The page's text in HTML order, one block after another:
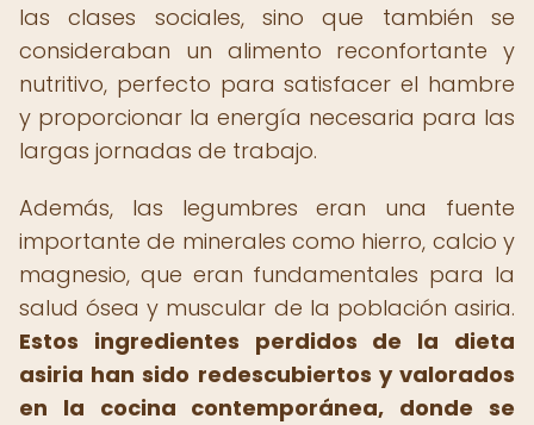
las clases sociales, sino que también se
consideraban un alimento reconfortante y
nutritivo, perfecto para satisfacer el hambre
y proporcionar la energía necesaria para las
largas jornadas de trabajo.
Además, las legumbres eran una fuente
importante de minerales como hierro, calcio y
magnesio, que eran fundamentales para la
salud ósea y muscular de la población asiria.
Estos ingredientes perdidos de la dieta
asiria han sido redescubiertos y valorados
en la cocina contemporánea, donde se